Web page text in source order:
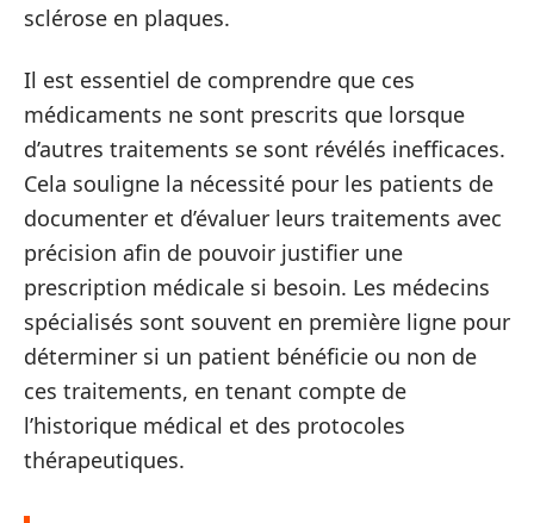
sclérose en plaques.
Il est essentiel de comprendre que ces
médicaments ne sont prescrits que lorsque
d’autres traitements se sont révélés inefficaces.
Cela souligne la nécessité pour les patients de
documenter et d’évaluer leurs traitements avec
précision afin de pouvoir justifier une
prescription médicale si besoin. Les médecins
spécialisés sont souvent en première ligne pour
déterminer si un patient bénéficie ou non de
ces traitements, en tenant compte de
l’historique médical et des protocoles
thérapeutiques.